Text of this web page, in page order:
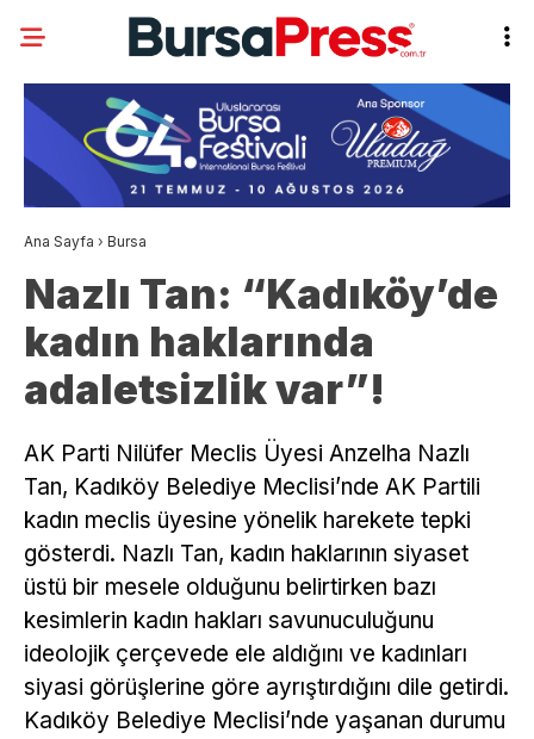
Ana Sayfa › Bursa
Nazlı Tan: “Kadıköy’de
kadın haklarında
adaletsizlik var”!
AK Parti Nilüfer Meclis Üyesi Anzelha Nazlı
Tan, Kadıköy Belediye Meclisi’nde AK Partili
kadın meclis üyesine yönelik harekete tepki
gösterdi. Nazlı Tan, kadın haklarının siyaset
üstü bir mesele olduğunu belirtirken bazı
kesimlerin kadın hakları savunuculuğunu
ideolojik çerçevede ele aldığını ve kadınları
siyasi görüşlerine göre ayrıştırdığını dile getirdi.
Kadıköy Belediye Meclisi’nde yaşanan durumu